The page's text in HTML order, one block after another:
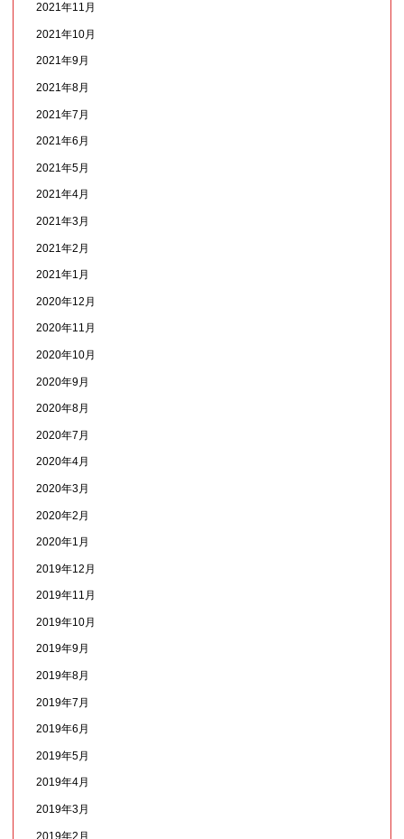
2021年11月
2021年10月
2021年9月
2021年8月
2021年7月
2021年6月
2021年5月
2021年4月
2021年3月
2021年2月
2021年1月
2020年12月
2020年11月
2020年10月
2020年9月
2020年8月
2020年7月
2020年4月
2020年3月
2020年2月
2020年1月
2019年12月
2019年11月
2019年10月
2019年9月
2019年8月
2019年7月
2019年6月
2019年5月
2019年4月
2019年3月
2019年2月